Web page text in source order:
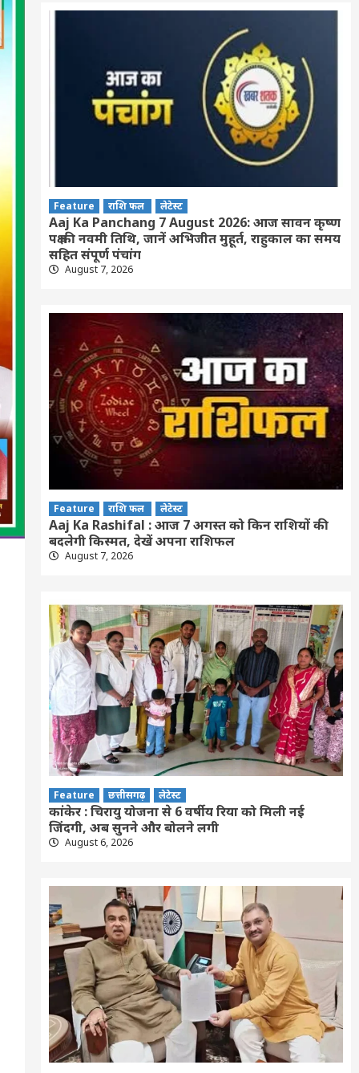
Feature राशि फल लेटेस्ट
Aaj Ka Panchang 7 August 2026: आज सावन कृष्ण
पक्ष की नवमी तिथि, जानें अभिजीत मुहूर्त, राहुकाल का समय
सहित संपूर्ण पंचांग
August 7, 2026
Feature राशि फल लेटेस्ट
Aaj Ka Rashifal : आज 7 अगस्त को किन राशियों की
बदलेगी किस्मत, देखें अपना राशिफल
August 7, 2026
Feature छत्तीसगढ़ लेटेस्ट
कांकेर : चिरायु योजना से 6 वर्षीय रिया को मिली नई
जिंदगी, अब सुनने और बोलने लगी
August 6, 2026